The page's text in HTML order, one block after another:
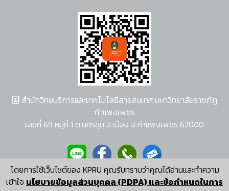
โดยการใช้เว็บไซต์ของ KPRU คุณรับทราบว่าคุณได้อ่านและทำความ
เข้าใจ นโยบายข้อมูลส่วนบุคคล (PDPA) และข้อกำหนดในการ
สำนักวิทยบริการและเทคโนโลยีสารสนเทศ มหาวิทยาลัยราชภัฏ
กำแพงเพชร
เลขที่ 69 หมู่ที่ 1 ต.นครชุม อ.เมือง จ.กำแพงเพชร 62000
ผู้พัฒนาระบบ อนุชา พวงผกา